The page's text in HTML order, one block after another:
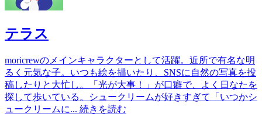
テラス
moricrewのメインキャラクターとして活躍。近所で有名な明
るく元気な子。いつも絵を描いたり、SNSに自然の写真を投
稿したりと大忙し。「光が大事！」が口癖で、よく日なたを
探して歩いている。シュークリームが好きすぎて「いつかシ
ュークリームに... 続きを読む